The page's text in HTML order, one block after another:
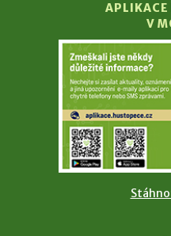
APLIKACE
V